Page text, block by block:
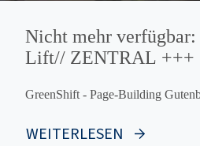
Nicht mehr
Lift// ZENTRAL +++
GreenShift - Page-Building
WEITERLESEN